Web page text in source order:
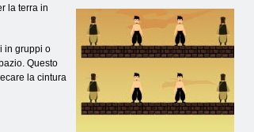
la terra in
in gruppi o
Questo
la cintura